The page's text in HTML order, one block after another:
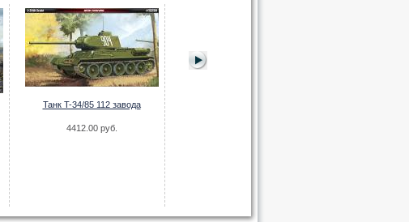
Танк T-34/85 112 завода
4412.00 руб.